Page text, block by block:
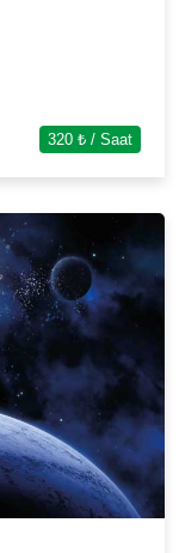
320 ₺ / Saat